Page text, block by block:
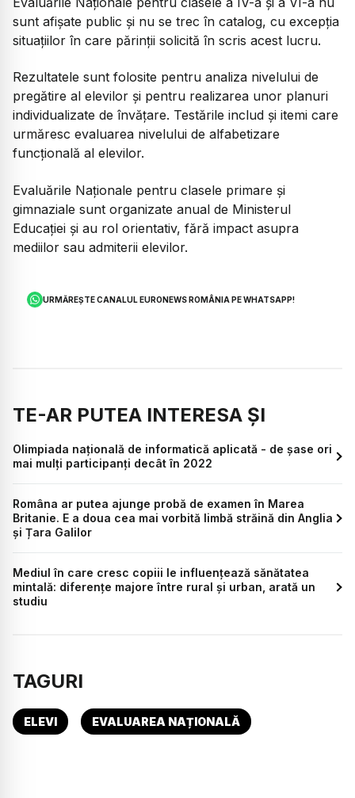
sunt afișate public și nu se trec în catalog, cu excepția
situațiilor în care părinții solicită în scris acest lucru.
Rezultatele sunt folosite pentru analiza nivelului de
pregătire al elevilor și pentru realizarea unor planuri
individualizate de învățare. Testările includ și itemi care
urmăresc evaluarea nivelului de alfabetizare
funcțională al elevilor.
Evaluările Naționale pentru clasele primare și
gimnaziale sunt organizate anual de Ministerul
Educației și au rol orientativ, fără impact asupra
mediilor sau admiterii elevilor.
URMĂREȘTE CANALUL EURONEWS ROMÂNIA PE WHATSAPP!
TE-AR PUTEA INTERESA ȘI
Olimpiada națională de informatică aplicată - de șase ori
mai mulți participanți decât în 2022
Româna ar putea ajunge probă de examen în Marea
Britanie. E a doua cea mai vorbită limbă străină din Anglia
și Țara Galilor
Mediul în care cresc copiii le influențează sănătatea
mintală: diferențe majore între rural și urban, arată un
studiu
TAGURI
ELEVI EVALUAREA NAȚIONALĂ